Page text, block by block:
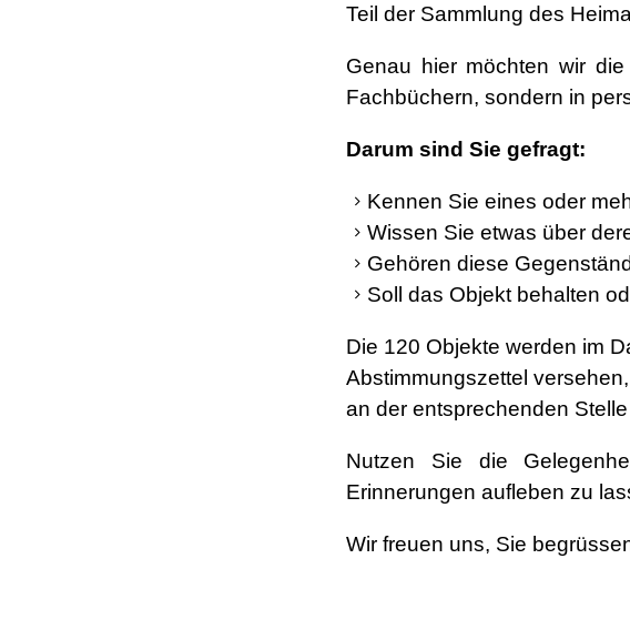
Teil der Sammlung des
Genau hier möchten wir
Fachbüchern, sondern in
Darum sind Sie gefragt:
Kennen Sie eines oder
Wissen Sie etwas über
Gehören diese
Soll das Objekt behalten
Die 120 Objekte werden im
Abstimmungszettel
an der entsprechenden
Nutzen Sie die
Erinnerungen aufleben zu
Wir freuen uns, Sie